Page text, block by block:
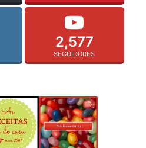
2,577
SEGUIDORES